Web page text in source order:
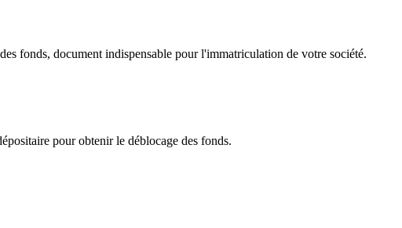
fonds, document indispensable pour l'immatriculation de votre société.
pour obtenir le déblocage des fonds.